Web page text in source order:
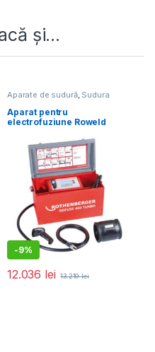
și…
Aparate de sudură, Sudura
țevilor din plastic
Aparat pentru
electrofuziune Roweld
-9%
12.036 lei 13.219lei